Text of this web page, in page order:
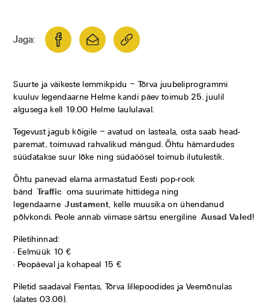
Jaga:
Suurte ja väikeste lemmikpidu – Tõrva juubeliprogrammi
kuuluv legendaarne Helme kandi päev toimub 25. juulil
algusega kell 19.00 Helme laululaval.
Tegevust jagub kõigile – avatud on lasteala, osta saab head-
paremat, toimuvad rahvalikud mängud. Õhtu hämardudes
süüdatakse suur lõke ning südaöösel toimub ilutulestik.
Õhtu panevad elama armastatud Eesti pop-rock
bändTraffic oma suurimate hittidega ning
legendaarneJustament , kelle muusika on ühendanud
põlvkondi. Peole annab viimase särtsu energilineAusad Valed!
Piletihinnad:
• Eelmüük 10 €
• Peopäeval ja kohapeal 15 €
Piletid saadaval Fientas, Tõrva lillepoodides ja Veemõnulas
(alates 03.06).